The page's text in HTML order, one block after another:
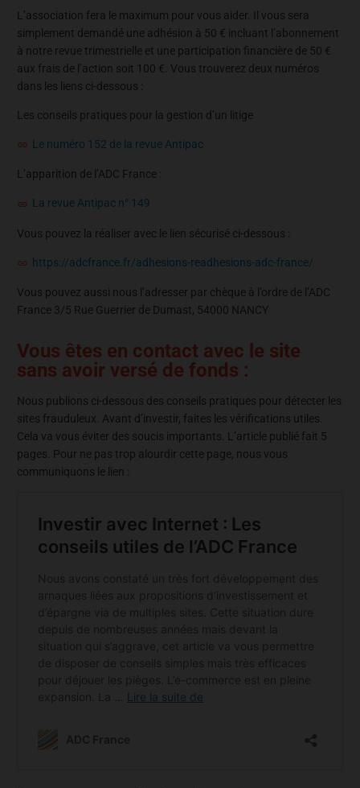
L’association fera le maximum pour vous aider. Il vous sera
simplement demandé une adhésion à 50 € incluant l’abonnement
à notre revue trimestrielle et une participation financière de 50 €
aux frais de l’action soit 100 €. Vous trouverez deux numéros
dans les liens ci-dessous :
Les conseils pratiques pour la gestion d’un litige
Le numéro 152 de la revue Antipac
L’apparition de l’ADC France :
La revue Antipac n° 149
Vous pouvez la réaliser avec le lien sécurisé ci-dessous :
https://adcfrance.fr/adhesions-readhesions-adc-france/
Vous pouvez aussi nous l’adresser par chèque à l’ordre de l’ADC
France 3/5 Rue Guerrier de Dumast, 54000 NANCY
Vous êtes en contact avec le site
sans avoir versé de fonds :
Nous publions ci-dessous des conseils pratiques pour détecter les
sites frauduleux. Avant d’investir, faites les vérifications utiles.
Cela va vous éviter des soucis importants. L’article publié fait 5
pages. Pour ne pas trop alourdir cette page, nous vous
communiquons le lien :